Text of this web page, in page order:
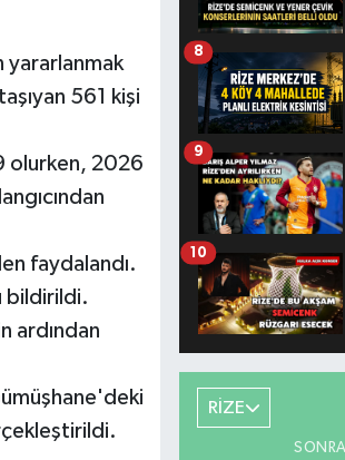
yararlanmak
561 kişi
olurken, 2026
faydalandı.
bildirildi.
ardından
8
9
10
RİZE